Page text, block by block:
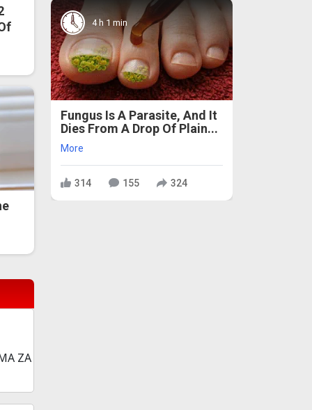
ZA
4 h 1 min
Fungus Is A Parasite, And It
Dies From A Drop Of Plain...
More
314 155 324